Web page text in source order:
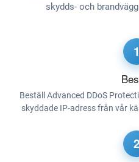
skydds- och
1
Beställ Advanced DDoS
skyddade IP-adress från vår
2